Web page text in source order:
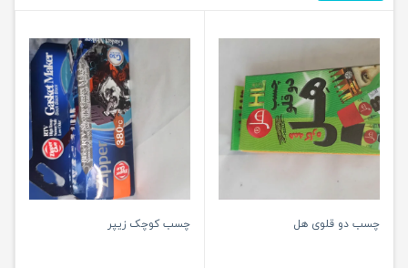
چسب دو قلوی هل چسب کوچک زیپر